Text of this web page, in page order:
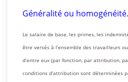
Généralité ou homogénéité.
Le salaire de base, les primes, les
être versés à l’ensemble des travailleurs
d’entre eux (par fonction, par attribution,
conditions d’attribution sont déterminées